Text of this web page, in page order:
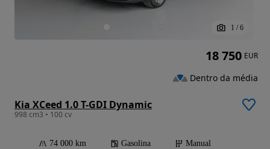
1 / 6
Kia XCeed 1.0 T-GDI Dynamic
998 cm3 • 100 cv
74 000 km Gasolina
Manual
18 750 EUR
Dentro da média